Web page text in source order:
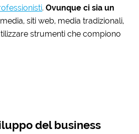
.Ovunque ci sia un
siti web, media tradizionali,
strumenti che compiono
del business